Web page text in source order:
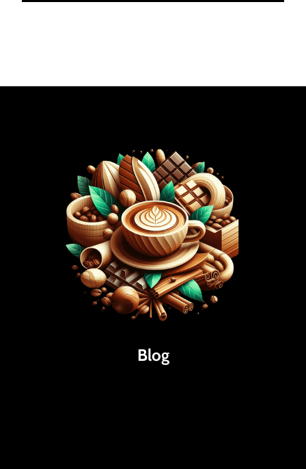
Blog